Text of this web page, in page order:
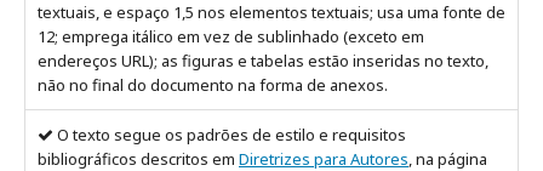
textuais, e espaço 1,5 nos elementos textuais; usa uma fonte de
12; emprega itálico em vez de sublinhado (exceto em
endereços URL); as figuras e tabelas estão inseridas no texto,
não no final do documento na forma de anexos.
O texto segue os padrões de estilo e requisitos
bibliográficos descritos em Diretrizes para Autores, na página